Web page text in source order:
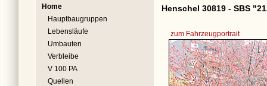
Home
Hauptbaugruppen
Lebensläufe
Umbauten
Verbleibe
V 100 PA
Quellen
Henschel 30819 - SBS
zum Fahrzeugportrait